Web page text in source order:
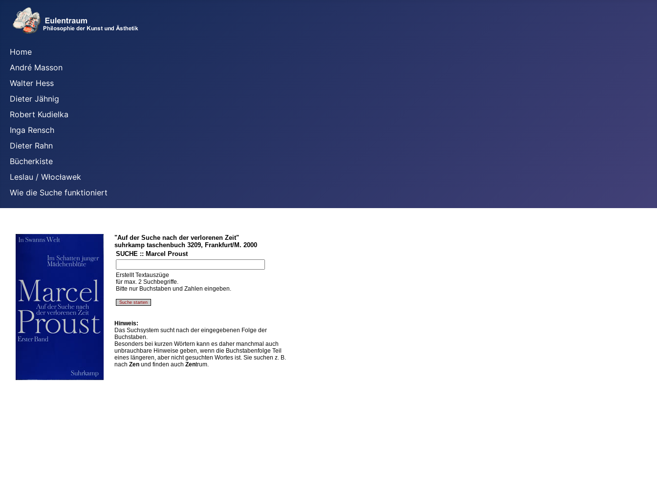
Home
André Masson
Walter Hess
Dieter Jähnig
Robert Kudielka
Inga Rensch
Dieter Rahn
Bücherkiste
Leslau / Włocławek
Wie die Suche funktioniert